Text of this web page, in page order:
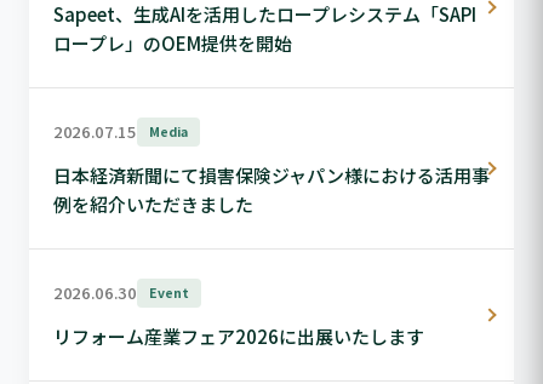
Sapeet、生成AIを活用したロープレシステム「SAPI
ロープレ」のOEM提供を開始
2026.07.15 Media
日本経済新聞にて損害保険ジャパン様における活用事
例を紹介いただきました
2026.06.30 Event
リフォーム産業フェア2026に出展いたします